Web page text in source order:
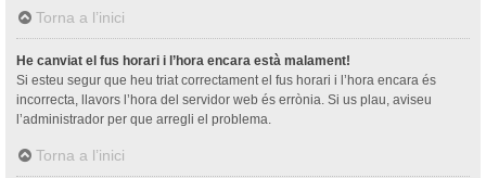
Torna a l’inici
He canviat el fus horari i l’hora encara està malament!
Si esteu segur que heu triat correctament el fus horari i l’hora encara és
incorrecta, llavors l’hora del servidor web és errònia. Si us plau, aviseu
l’administrador per que arregli el problema.
Torna a l’inici